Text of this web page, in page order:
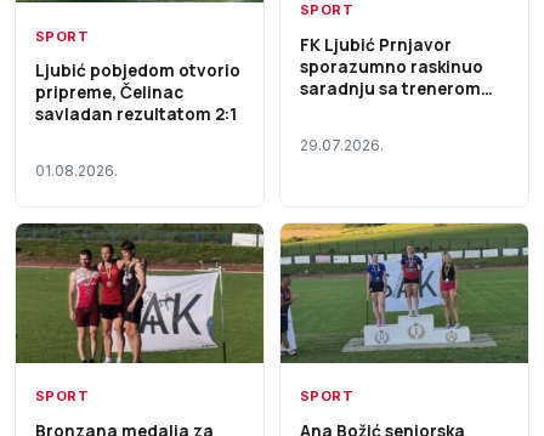
SPORT
Ljubić pobjedom otvorio
pripreme, Čelinac
savladan rezultatom 2:1
01.08.2026.
SPORT
FK Ljubić Prnjavor
sporazumno raskinuo
saradnju sa trenerom
29.07.2026.
SPORT
Bronzana medalja za
SPORT
Ana Božić seniorska